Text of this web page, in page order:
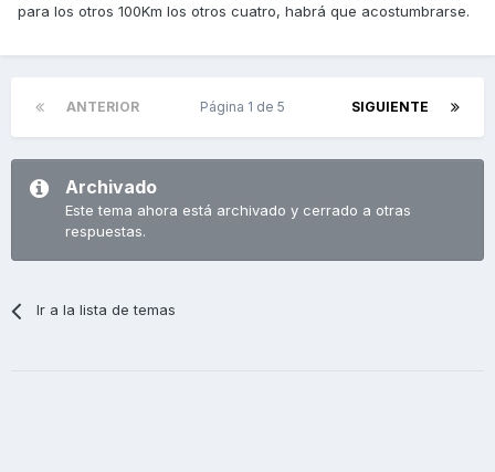
para los otros 100Km los otros cuatro, habrá que acostumbrarse.
ANTERIOR SIGUIENTE
Página 1 de 5
Archivado
Este tema ahora está archivado y cerrado a otras
respuestas.
Ir a la lista de temas